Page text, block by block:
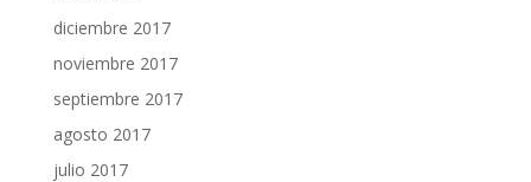
diciembre 2017
noviembre 2017
septiembre 2017
agosto 2017
julio 2017